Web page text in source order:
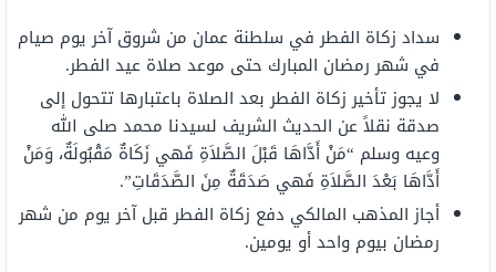
سداد زكاة الفطر في سلطنة عمان من شروق آخر يوم صيام
في شهر رمضان المبارك حتى موعد صلاة عيد الفطر.
لا يجوز تأخير زكاة الفطر بعد الصلاة باعتبارها تتحول إلى
صدقة نقلاً عن الحديث الشريف لسيدنا محمد صلى الله
وعيه وسلم “مَنْ أَدَّاهَا قَبْلَ الصَّلاَةِ فَهي زَكَاةٌ مَقْبُولَةٌ، وَمَنْ
أَدَّاهَا بَعْدَ الصَّلاَةِ فَهي صَدَقَةٌ مِنَ الصَّدَقَاتِ”.
أجاز المذهب المالكي دفع زكاة الفطر قبل آخر يوم من شهر
رمضان بيوم واحد أو يومين.